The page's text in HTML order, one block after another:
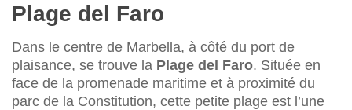
Plage del Faro
Dans le centre de Marbella, à côté du port de
plaisance, se trouve la Plage del Faro. Située en
face de la promenade maritime et à proximité du
parc de la Constitution, cette petite plage est l’une